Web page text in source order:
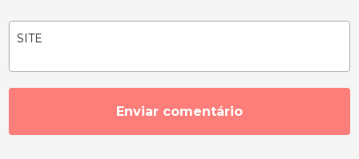
SITE